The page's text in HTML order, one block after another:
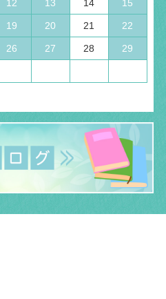
12 13 14 15
19 20 21 22
26 27 28 29